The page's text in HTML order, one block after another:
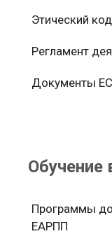
Этический
Регламент
Документы
Программы
ЕАРПП